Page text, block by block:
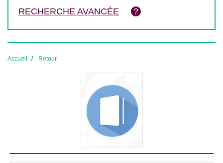
RECHERCHE AVANCÉE
Accueil Retour